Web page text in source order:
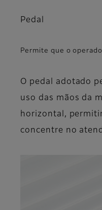
Pedal
Permite que o
O pedal adotado
uso das mãos da
horizontal,
concentre no